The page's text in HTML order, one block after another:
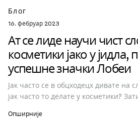
Блог
16. фебруар 2023
Ат се лиде научи чист
косметики јако у јидла,
успешне значки Лобеи
Јак часто се в обцходецх дивате на
јак часто то делате у косметики?
Опширније